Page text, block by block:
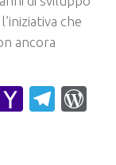
che
ancora
Yahoo